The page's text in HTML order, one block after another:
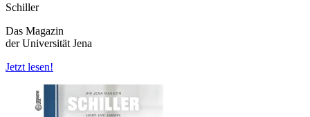
Schiller
Das Magazin
der Universität Jena
Jetzt lesen!